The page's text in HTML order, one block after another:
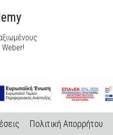
Πολιτική Απορρήτου